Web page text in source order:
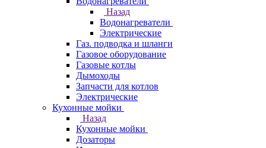
Назад
Водонагреватели
Электрические
Газ. подводка и шланги
Газовое оборудование
Газовые котлы
Дымоходы
Запчасти для котлов
Электрические
Кухонные мойки
Назад
Кухонные мойки
Дозаторы